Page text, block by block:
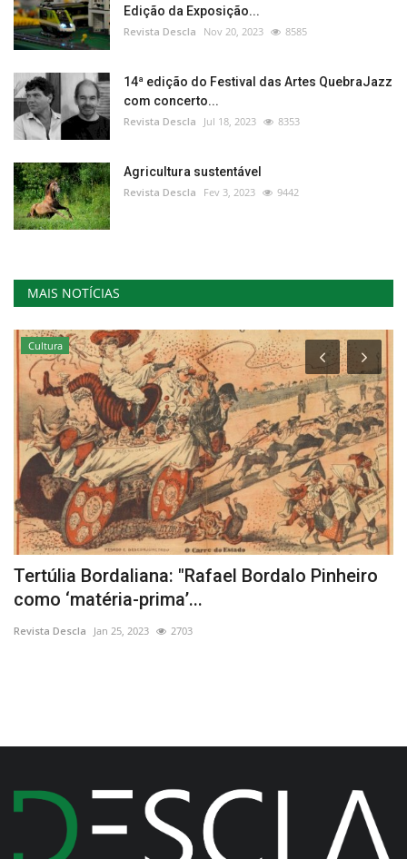
Edição da Exposição...
Revista Descla Nov 20, 2023 8585
14ª edição do Festival das Artes QuebraJazz
com concerto...
Revista Descla Jul 18, 2023 8353
Agricultura sustentável
Revista Descla Fev 3, 2023 9442
MAIS NOTÍCIAS
Cultura
Tertúlia Bordaliana: "Rafael Bordalo Pinheiro
como ‘matéria-prima’...
Revista Descla Jan 25, 2023 2703